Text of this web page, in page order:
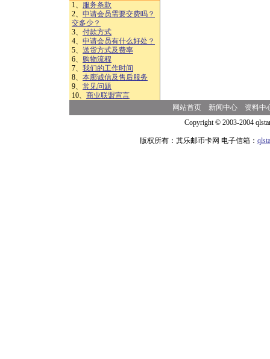
1、 服务条款
2、 申请会员需要交费吗？
交多少？
3、 付款方式
4、 申请会员有什么好处？
5、 送货方式及费率
6、 购物流程
7、 我们的工作时间
8、 本廊诚信及售后服务
9、 常见问题
10、 商业联盟宣言
网站首页 新闻中心
资料中
Copyright © 2003-2004
版权所有：其乐邮币卡网 电子信箱：